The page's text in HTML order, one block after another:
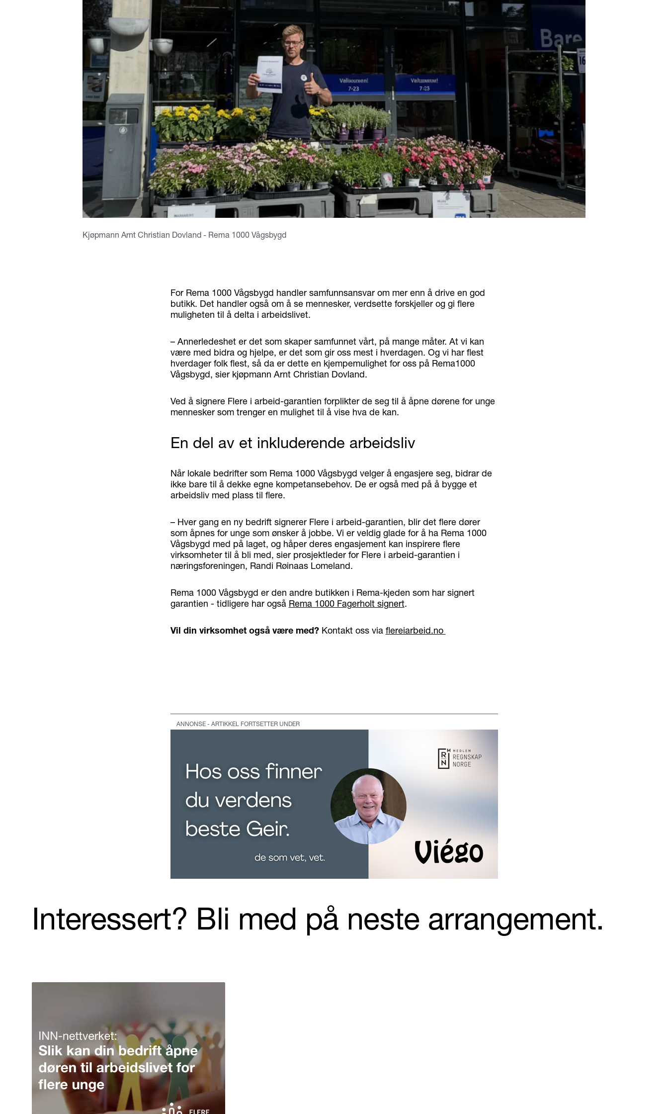
Kjøpmann Arnt Christian Dovland - Rema 1000 Vågsbygd
For Rema 1000 Vågsbygd handler samfunnsansvar om mer enn å drive en god
butikk. Det handler også om å se mennesker, verdsette forskjeller og gi flere
muligheten til å delta i arbeidslivet.
– Annerledeshet er det som skaper samfunnet vårt, på mange måter. At vi kan
være med bidra og hjelpe, er det som gir oss mest i hverdagen. Og vi har flest
hverdager folk flest, så da er dette en kjempemulighet for oss på Rema1000
Vågsbygd, sier kjøpmann Arnt Christian Dovland.
Ved å signere Flere i arbeid-garantien forplikter de seg til å åpne dørene for unge
mennesker som trenger en mulighet til å vise hva de kan.
En del av et inkluderende arbeidsliv
Når lokale bedrifter som Rema 1000 Vågsbygd velger å engasjere seg, bidrar de
ikke bare til å dekke egne kompetansebehov. De er også med på å bygge et
arbeidsliv med plass til flere.
– Hver gang en ny bedrift signerer Flere i arbeid-garantien, blir det flere dører
som åpnes for unge som ønsker å jobbe. Vi er veldig glade for å ha Rema 1000
Vågsbygd med på laget, og håper deres engasjement kan inspirere flere
virksomheter til å bli med, sier prosjektleder for Flere i arbeid-garantien i
næringsforeningen, Randi Røinaas Lomeland.
Rema 1000 Vågsbygd er den andre butikken i Rema-kjeden som har signert
garantien - tidligere har også Rema 1000 Fagerholt signert.
Vil din virksomhet også være med? Kontakt oss via flereiarbeid.no
ANNONSE - ARTIKKEL FORTSETTER UNDER
Interessert? Bli med på neste arrangement.